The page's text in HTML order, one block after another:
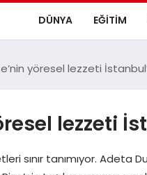
DÜNYA EĞITIM
yöresel lezzeti
lezzeti
sınır tanımıyor. Adeta